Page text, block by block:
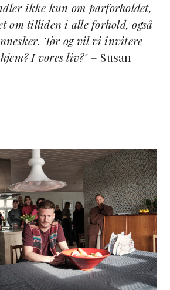
ikke kun om parforholdet,
om tilliden i alle forhold, også
Tør og vil vi invitere
I vores liv?" – Susan